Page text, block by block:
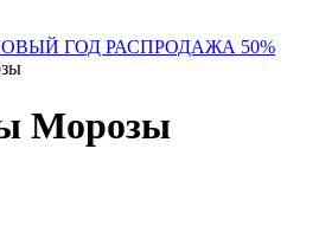
ГОД РАСПРОДАЖА 50%
Морозы